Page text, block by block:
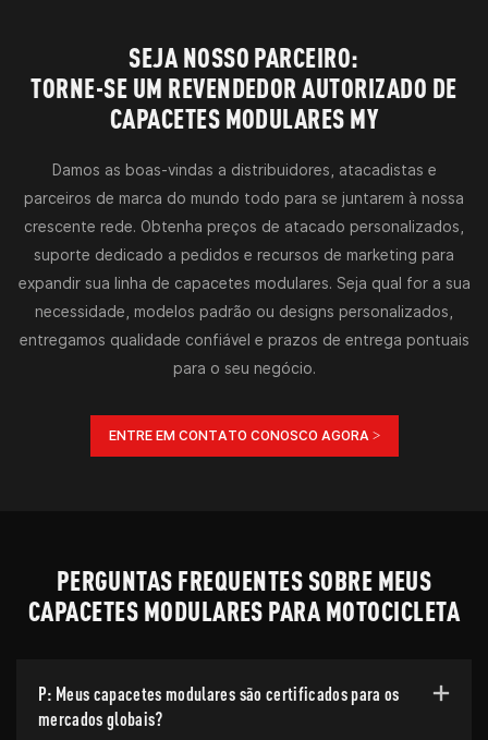
SEJA NOSSO PARCEIRO:
TORNE-SE UM REVENDEDOR AUTORIZADO DE
CAPACETES MODULARES MY
Damos as boas-vindas a distribuidores, atacadistas e
parceiros de marca do mundo todo para se juntarem à nossa
crescente rede. Obtenha preços de atacado personalizados,
suporte dedicado a pedidos e recursos de marketing para
expandir sua linha de capacetes modulares. Seja qual for a sua
necessidade, modelos padrão ou designs personalizados,
entregamos qualidade confiável e prazos de entrega pontuais
para o seu negócio.
ENTRE EM CONTATO CONOSCO AGORA >
PERGUNTAS FREQUENTES SOBRE MEUS
CAPACETES MODULARES PARA MOTOCICLETA
P: Meus capacetes modulares são certificados para os
mercados globais?